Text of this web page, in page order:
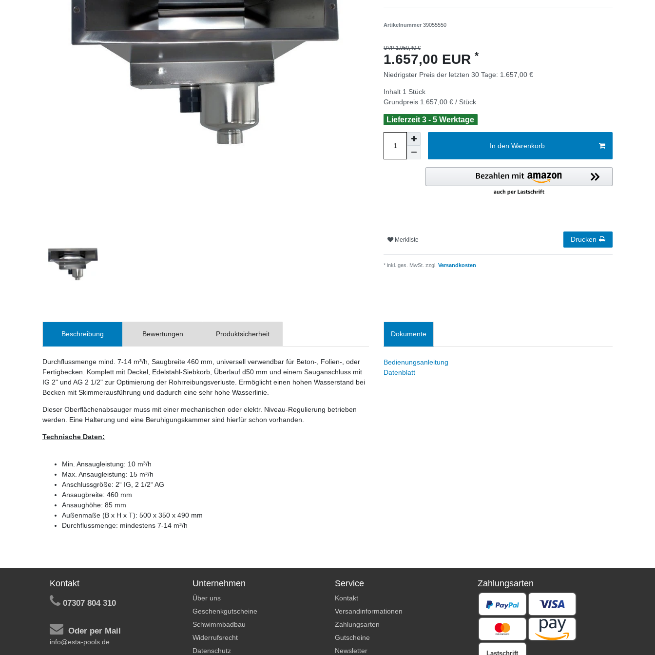
Artikelnummer 39055550
UVP 1.950,40 €
1.657,00 EUR *
Niedrigster Preis der letzten 30 Tage: 1.657,00 €
Inhalt 1 Stück
Grundpreis 1.657,00 € / Stück
Lieferzeit 3 - 5 Werktage
In den Warenkorb
Merkliste Drucken
* inkl. ges. MwSt. zzgl. Versandkosten
Beschreibung Bewertungen Produktsicherheit
Durchflussmenge mind. 7-14 m³/h, Saugbreite 460 mm, universell verwendbar für Beton-, Folien-, oder
Fertigbecken. Komplett mit Deckel, Edelstahl-Siebkorb, Überlauf d50 mm und einem Sauganschluss mit
IG 2" und AG 2 1/2" zur Optimierung der Rohrreibungsverluste. Ermöglicht einen hohen Wasserstand bei
Becken mit Skimmerausführung und dadurch eine sehr hohe Wasserlinie.
Dieser Oberflächenabsauger muss mit einer mechanischen oder elektr. Niveau-Regulierung betrieben
werden. Eine Halterung und eine Beruhigungskammer sind hierfür schon vorhanden.
Technische Daten:
Min. Ansaugleistung: 10 m³/h
Max. Ansaugleistung: 15 m³/h
Anschlussgröße: 2“ IG, 2 1/2“ AG
Ansaugbreite: 460 mm
Ansaughöhe: 85 mm
Außenmaße (B x H x T): 500 x 350 x 490 mm
Durchflussmenge: mindestens 7-14 m³/h
Dokumente
Bedienungsanleitung
Datenblatt
Kontakt
07307 804 310
Oder per Mail
info@esta-pools.de
Unternehmen
Über uns
Geschenkgutscheine
Schwimmbadbau
Widerrufsrecht
Datenschutz
Service
Kontakt
Versandinformationen
Zahlungsarten
Gutscheine
Newsletter
Zahlungsarten